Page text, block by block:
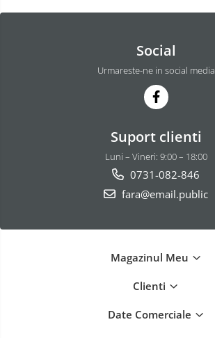
Social
Urmareste-ne in social media
Suport clienti
Luni – Vineri: 9:00 – 18:00
0731-082-846
fara@email.public
Magazinul Meu
Clienti
Date Comerciale